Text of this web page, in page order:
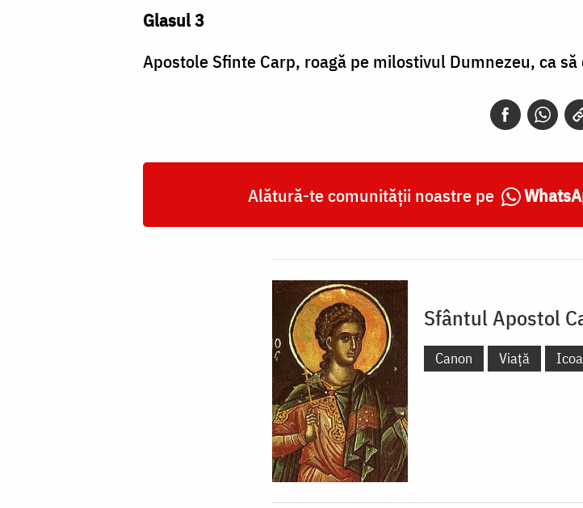
Glasul 3
Apostole Sfinte Carp, roagă pe milostivul Dumnezeu, ca
Alătură-te comunității noastre pe
Sfântul Apostol
Canon Viață